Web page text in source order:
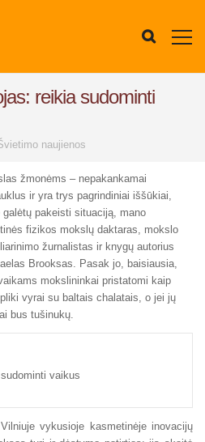
reikia sudominti
naujienos
žmonėms – nepakankamai
ir yra trys pagrindiniai iššūkiai,
galėtų pakeisti situaciją, mano
fizikos mokslų daktaras, mokslo
žurnalistas ir knygų autorius
Brooksas. Pasak jo, baisiausia,
mokslininkai pristatomi kaip
vyrai su baltais chalatais, o jei jų
bus tušinukų.
vaikus
vykusioje kasmetinėje inovacijų